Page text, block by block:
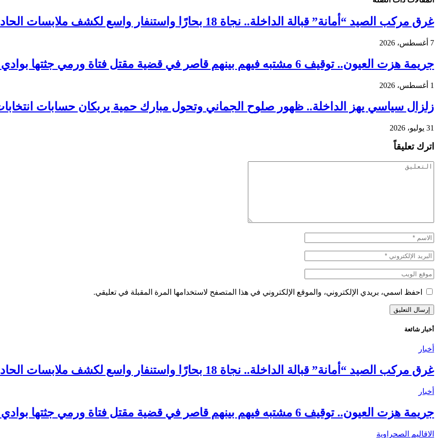
غرق مركب الصيد “أمانة” قبالة الداخلة.. نجاة 18 بحارًا واستنفار واسع لكشف ملابسات الحادث
7 أغسطس، 2026
جريمة هزت العيون.. توقيف 6 مشتبه فيهم بينهم قاصر في قضية مقتل فتاة ورمي جثتها بوادي الساقية الحمراء
1 أغسطس، 2026
زلزال سياسي يهز الداخلة.. ظهور صلوح الجماني وتحول مبارك حمية يربكان حسابات انتخابات
31 يوليو، 2026
اترك تعليقاً
احفظ اسمي، بريدي الإلكتروني، والموقع الإلكتروني في هذا المتصفح لاستخدامها المرة المقبلة في تعليقي.
أخبار شائعة
أخبار
غرق مركب الصيد “أمانة” قبالة الداخلة.. نجاة 18 بحارًا واستنفار واسع لكشف ملابسات الحادث
أخبار
جريمة هزت العيون.. توقيف 6 مشتبه فيهم بينهم قاصر في قضية مقتل فتاة ورمي جثتها بوادي الساقية الحمراء
الاقاليم الصحراوية